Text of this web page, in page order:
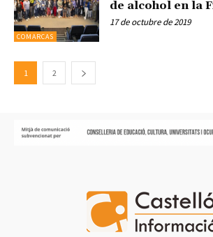
COMARCAS
de alcohol en la
17 de octubre de 2019
1 2